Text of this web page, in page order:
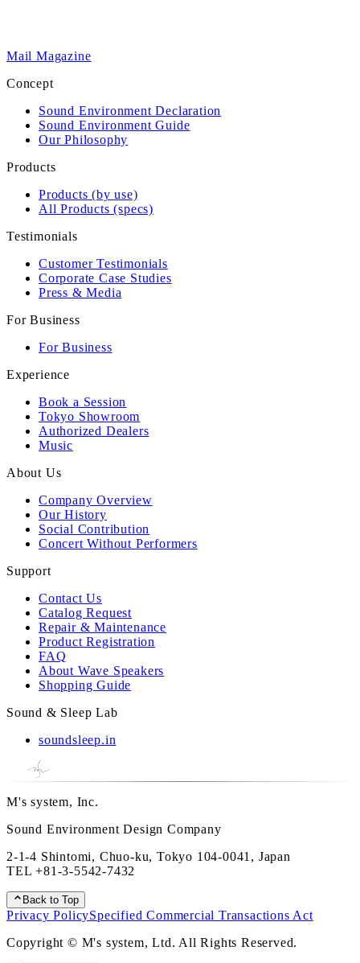
Mail Magazine
Concept
Sound Environment Declaration
Sound Environment Guide
Our Philosophy
Products
Products (by use)
All Products (specs)
Testimonials
Customer Testimonials
Corporate Case Studies
Press & Media
For Business
For Business
Experience
Book a Session
Tokyo Showroom
Authorized Dealers
Music
About Us
Company Overview
Our History
Social Contribution
Concert Without Performers
Support
Contact Us
Catalog Request
Repair & Maintenance
Product Registration
FAQ
About Wave Speakers
Shopping Guide
Sound & Sleep Lab
soundsleep.in
M's system, Inc.
Sound Environment Design Company
2-1-4 Shintomi, Chuo-ku, Tokyo 104-0041, Japan
TEL+81-3-5542-7432
Back to Top
Privacy PolicySpecified Commercial Transactions Act
Copyright © M's system, Ltd. All Rights Reserved.